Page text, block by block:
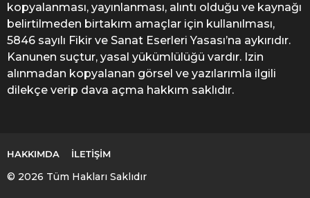
kopyalanması, yayınlanması, alıntı olduğu ve kaynağı
belirtilmeden birtakım amaçlar için kullanılması,
5846 sayılı Fikir ve Sanat Eserleri Yasası’na aykırıdır.
Kanunen suçtur, yasal yükümlülüğü vardır. Izin
alınmadan kopyalanan görsel ve yazılarımla ilgili
dilekçe verip dava açma hakkım saklıdır.
HAKKIMDA İLETIŞIM
© 2026 Tüm Hakları Saklıdır